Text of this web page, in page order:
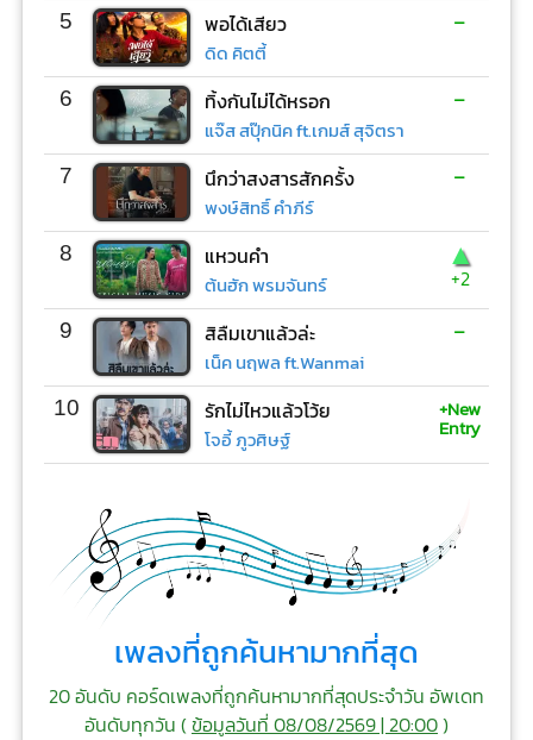
5 พอได้เสียว
ดิด คิตตี้
-
6 ทิ้งกันไม่ได้หรอก
แจ๊ส สปุ๊กนิค ft.เกมส์ สุจิตรา
-
7 นึกว่าสงสารสักครั้ง
พงษ์สิทธิ์ คำภีร์
-
8 แหวนคำ
ต้นฮัก พรมจันทร์
▲
+2
9 สิลืมเขาแล้วล่ะ
เน็ค นฤพล ft.Wanmai
-
10 รักไม่ไหวแล้วโว้ย
โจอี้ ภูวศิษฐ์
+New
Entry
เพลงที่ถูกค้นหามากที่สุด
20 อันดับ คอร์ดเพลงที่ถูกค้นหามากที่สุดประจำวัน อัพเดท
อันดับทุกวัน (ข้อมูลวันที่ 08/08/2569 | 20:00)